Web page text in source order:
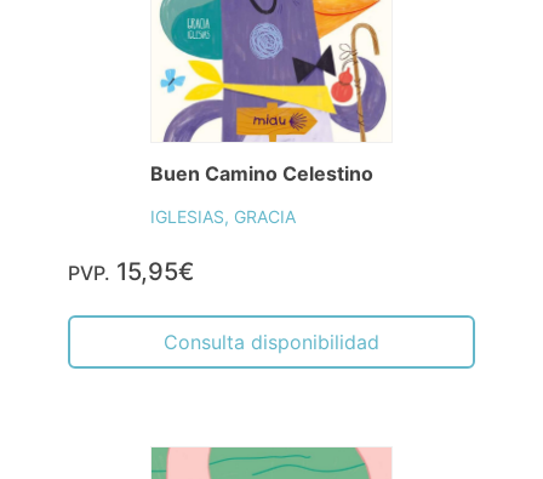
Buen Camino Celestino
IGLESIAS, GRACIA
PVP. 15,95€
Consulta disponibilidad